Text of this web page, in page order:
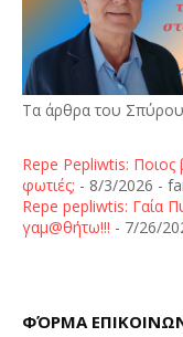
Τα άρθρα του
Repe Pepliwtis: Ποιος
φωτιές; - 8/3/2026 -
Repe pepliwtis: Γαία
γαμ@θήτω!!! - 7/26/
ΦΌΡΜΑ